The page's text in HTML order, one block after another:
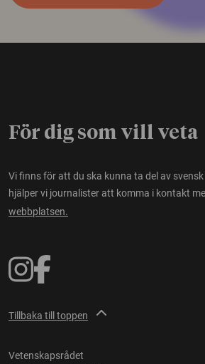
För dig som vill veta
Vi finns för att du ska kunna ta del av
hjälper vi journalister att komma i kontakt
webbplatsen.
Tillbaka till toppen
Vetenskapsrådet